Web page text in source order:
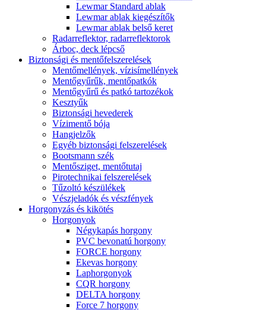
Lewmar Standard ablak
Lewmar ablak kiegészítők
Lewmar ablak belső keret
Radarreflektor, radarreflektorok
Árboc, deck lépcső
Biztonsági és mentőfelszerelések
Mentőmellények, vízisímellények
Mentőgyűrűk, mentőpatkók
Mentőgyűrű és patkó tartozékok
Kesztyűk
Biztonsági hevederek
Vízimentő bója
Hangjelzők
Egyéb biztonsági felszerelések
Bootsmann szék
Mentősziget, mentőtutaj
Pirotechnikai felszerelések
Tűzoltó készülékek
Vészjeladók és vészfények
Horgonyzás és kikötés
Horgonyok
Négykapás horgony
PVC bevonatú horgony
FORCE horgony
Ekevas horgony
Laphorgonyok
CQR horgony
DELTA horgony
Force 7 horgony